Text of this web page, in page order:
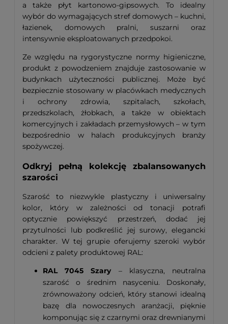
a także płyt kartonowo-gipsowych. To idealny
wybór do wymagających stref domowych – kuchni,
łazienek, domowych pralni, suszarni oraz
intensywnie eksploatowanych przedpokoi.
Ze względu na rygorystyczne normy higieniczne,
produkt z powodzeniem znajduje zastosowanie w
budynkach użyteczności publicznej. Może być
bezpiecznie stosowany w placówkach medycznych
i ochrony zdrowia, szpitalach, szkołach,
przedszkolach, żłobkach, a także w obiektach
komercyjnych i zakładach przemysłowych – w tym
bezpośrednio w halach produkcyjnych branży
spożywczej.
Odkryj pełną kolekcję zbalansowanych
szarości
Szarość to niezwykle plastyczny i uniwersalny
kolor, który w zależności od tonacji potrafi
optycznie powiększyć przestrzeń, dodać jej
przytulności lub podkreślić jej surowy, elegancki
charakter. W tej grupie oferujemy szeroki wybór
odcieni z palety produktowej RAL:
RAL 7045 Szary– klasyczna, neutralna
szarość o średnim nasyceniu. Doskonały,
zrównoważony odcień, który stanowi idealną
bazę dla nowoczesnych aranżacji, pięknie
komponując się z czarnymi oraz drewnianymi